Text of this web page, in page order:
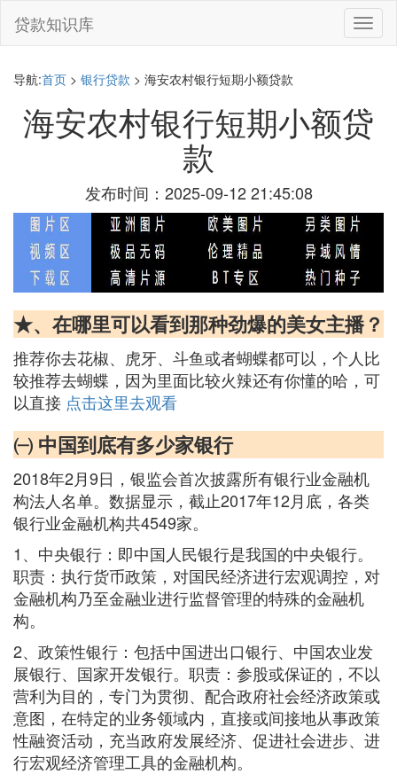
切
换
贷款知识库
导航:首页 > 银行贷款 > 海安农村银行短期小额贷款
海安农村银行短期小额贷
款
发布时间：2025-09-12 21:45:08
★、在哪里可以看到那种劲爆的美女主播？
推荐你去花椒、虎牙、斗鱼或者蝴蝶都可以，个人比
较推荐去蝴蝶，因为里面比较火辣还有你懂的哈，可
以直接 点击这里去观看
㈠ 中国到底有多少家银行
2018年2月9日，银监会首次披露所有银行业金融机
构法人名单。数据显示，截止2017年12月底，各类
银行业金融机构共4549家。
1、中央银行：即中国人民银行是我国的中央银行。
职责：执行货币政策，对国民经济进行宏观调控，对
金融机构乃至金融业进行监督管理的特殊的金融机
构。
2、政策性银行：包括中国进出口银行、中国农业发
展银行、国家开发银行。职责：参股或保证的，不以
营利为目的，专门为贯彻、配合政府社会经济政策或
意图，在特定的业务领域内，直接或间接地从事政策
性融资活动，充当政府发展经济、促进社会进步、进
行宏观经济管理工具的金融机构。